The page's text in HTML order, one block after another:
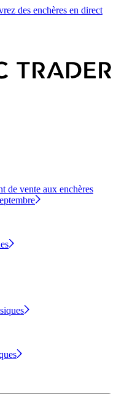
des enchères en direct
de vente aux enchères